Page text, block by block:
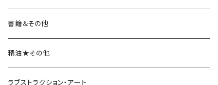
書籍＆その他
精油★その他
ラブストラクション・アート